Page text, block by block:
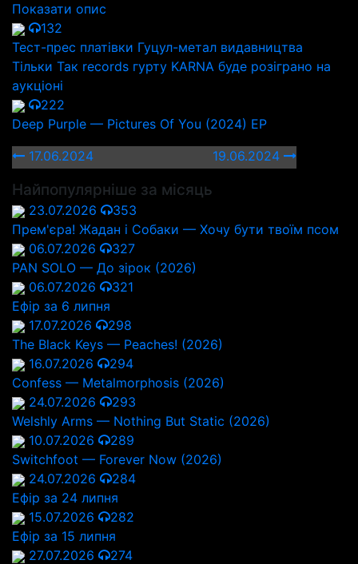
Показати опис
132
Тест-прес платівки Гуцул-метал видавництва
Тільки Так records гурту KARNA буде розіграно на
аукціоні
222
Deep Purple — Pictures Of You (2024) EP
17.06.2024
19.06.2024
Найпопулярніше за місяць
23.07.2026
353
Прем'єра! Жадан і Собаки — Хочу бути твоїм псом
06.07.2026
327
PAN SOLO — До зірок (2026)
06.07.2026
321
Ефір за 6 липня
17.07.2026
298
The Black Keys — Peaches! (2026)
16.07.2026
294
Confess — Metalmorphosis (2026)
24.07.2026
293
Welshly Arms — Nothing But Static (2026)
10.07.2026
289
Switchfoot — Forever Now (2026)
24.07.2026
284
Ефір за 24 липня
15.07.2026
282
Ефір за 15 липня
27.07.2026
274